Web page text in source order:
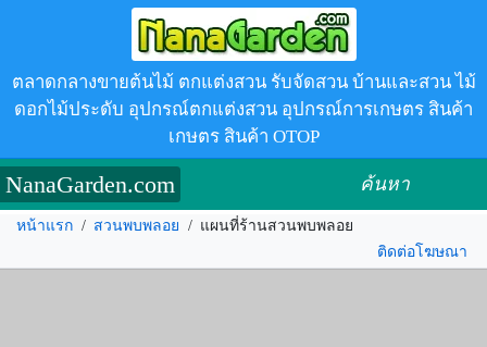
ตลาดกลางขายต้นไม้ ตกแต่งสวน รับจัดสวน บ้านและสวน ไม้
ดอกไม้ประดับ อุปกรณ์ตกแต่งสวน อุปกรณ์การเกษตร สินค้า
เกษตร สินค้า OTOP
NanaGarden.com ค้นหา
หน้าแรก / สวนพบพลอย / แผนที่ร้านสวนพบพลอย
ติดต่อโฆษณา